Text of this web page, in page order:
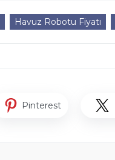
Havuz Robotu Fiyatı
Pinterest